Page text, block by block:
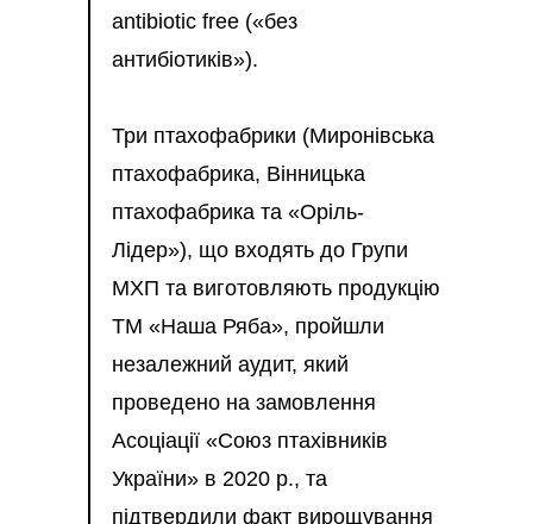
antibiotic free («без
антибіотиків»).
Три птахофабрики (Миронівська
птахофабрика, Вінницька
птахофабрика та «Оріль-
Лідер»), що входять до Групи
МХП та виготовляють продукцію
ТМ «Наша Ряба», пройшли
незалежний аудит, який
проведено на замовлення
Асоціації «Союз птахівників
України» в 2020 р., та
підтвердили факт вирощування